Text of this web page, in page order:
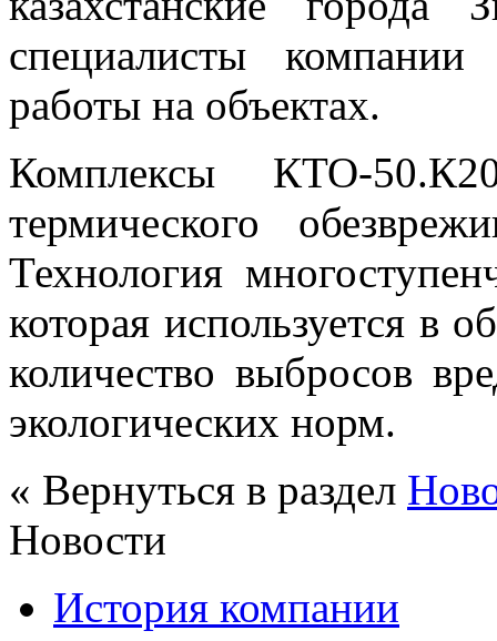
специалисты компании
работы на объектах.
Комплексы КТО-
термического
Технология
которая используется в
количество выбросов
экологических норм.
« Вернуться в раздел
Новости
История компании